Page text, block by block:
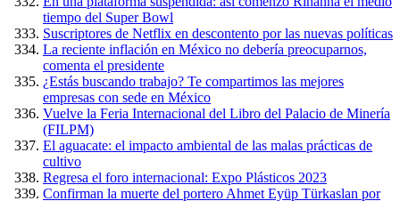
tiempo del Super Bowl
Suscriptores de Netflix en descontento por las nuevas políticas
La reciente inflación en México no debería preocuparnos,
comenta el presidente
¿Estás buscando trabajo? Te compartimos las mejores
empresas con sede en México
Vuelve la Feria Internacional del Libro del Palacio de Minería
(FILPM)
El aguacate: el impacto ambiental de las malas prácticas de
cultivo
Regresa el foro internacional: Expo Plásticos 2023
Confirman la muerte del portero Ahmet Eyüp Türkaslan por